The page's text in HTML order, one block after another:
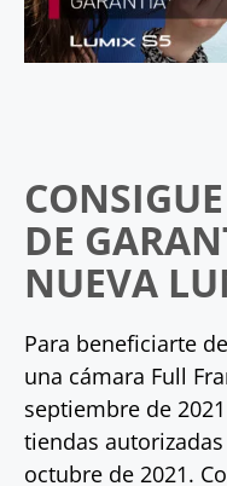
DE
NUEVA
Para beneficiarte
una cámara Full
septiembre de
tiendas
octubre de 2021.